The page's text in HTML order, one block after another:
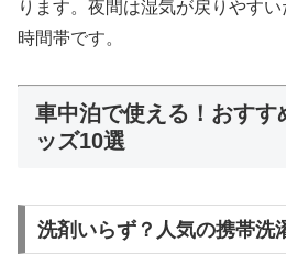
ります。夜間は湿気が戻りやす
時間帯です。
車中泊で使える！おすす
ッズ10選
洗剤いらず？人気の携帯洗